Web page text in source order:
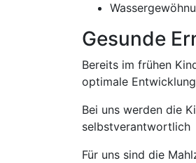
Gesunde
Bereits im frühen
optimale
Bei uns werden die
selbstverantwortlich
Für uns sind die